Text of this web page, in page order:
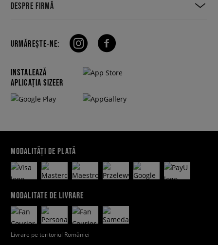
DESPRE FIRMĂ
URMĂREȘTE-NE:
INSTALEAZĂ
APLICAȚIA SIZEER
MODALITĂȚI DE PLATĂ
MODALITATE DE LIVRARE
Livrare pe teritoriul României